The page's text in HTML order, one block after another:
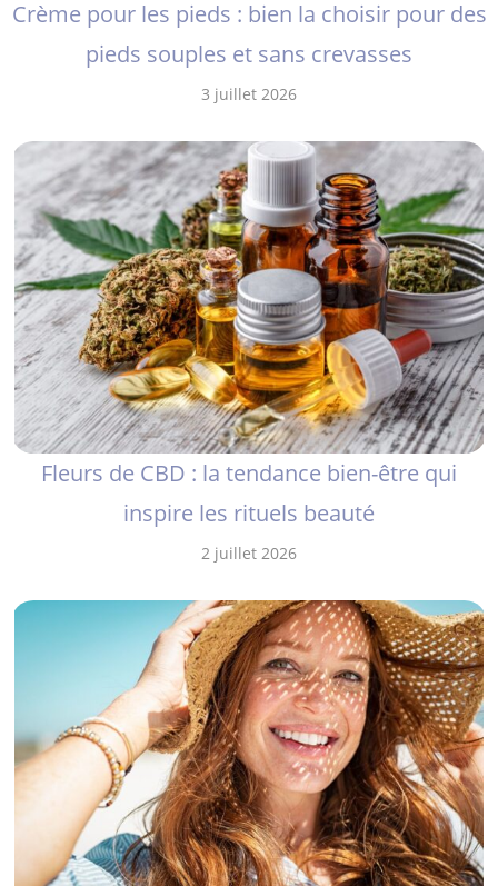
Crème pour les pieds : bien la choisir pour des
pieds souples et sans crevasses
3 juillet 2026
Fleurs de CBD : la tendance bien-être qui
inspire les rituels beauté
2 juillet 2026